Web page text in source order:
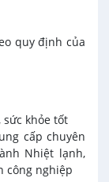
quy định của
khỏe tốt
cấp chuyên
Nhiệt lạnh,
công nghiệp